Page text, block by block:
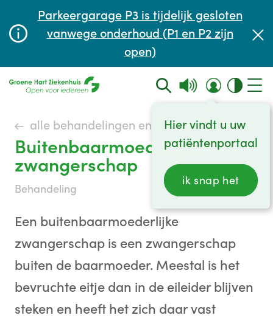
Parkeergarage P3 is tijdelijk gesloten
vanwege onderhoud (P1 en P2 zijn
open)
Hier vindt u uw
patiëntenportaal
ik snap het
Wachttijden
alle behandelingen en onderzoeken
Buitenbaarmoederlijke
zwangerschap
behandeling
Een buitenbaarmoederlijke
zwangerschap is een zwangerschap
buiten de baarmoeder. Meestal is het
bevruchte eitje dan in de eileider blijven
steken en heeft het zich daar vast